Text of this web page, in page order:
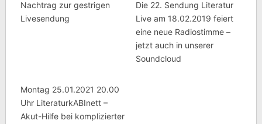
Nachtrag zur gestrigen
Livesendung
Die 22. Sendung Literatur
Live am 18.02.2019 feiert
eine neue Radiostimme –
jetzt auch in unserer
Soundcloud
Montag 25.01.2021 20.00
Uhr LiteraturkABInett –
Akut-Hilfe bei komplizierter